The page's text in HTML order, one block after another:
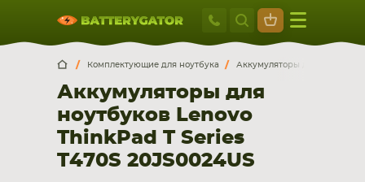
Москва
+7 495 414
Москва Санкт-Петербург
г. Москва, ул. Ткацкая, 5с3 (м. Семеновская)
5 мин. ходьбы от ст.м. “Семеновская”
+7 495 414 28 59
Обратный звонок
смартфона, планшета
Комплектующие для ноутбука Аккумуляторы для ноутбуков
Аккумуляторы для
ноутбуков Lenovo
ThinkPad T Series
T470S 20JS0024US